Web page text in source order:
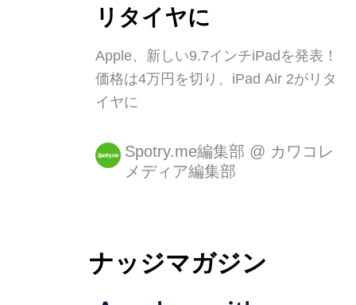
リタイヤに
Apple、新しい9.7インチiPadを発表！
価格は4万円を切り、iPad Air 2がリタ
イヤに
Spotry.me編集部 @ カワコレ
メディア編集部
ナッジマガジン